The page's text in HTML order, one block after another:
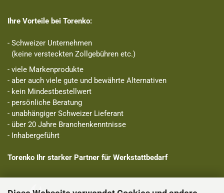
Ihre Vorteile bei Torenko:
- Schweizer Unternehmen
(keine versteckten Zollgebühren etc.)
- viele Markenprodukte
- aber auch viele gute und bewährte Alternativen
- kein Mindestbestellwert
- persönliche Beratung
- unabhängiger Schweizer Lieferant
- über 20 Jahre Branchenkenntnisse
- Inhabergeführt
Torenko Ihr starker Partner für Werkstattbedarf